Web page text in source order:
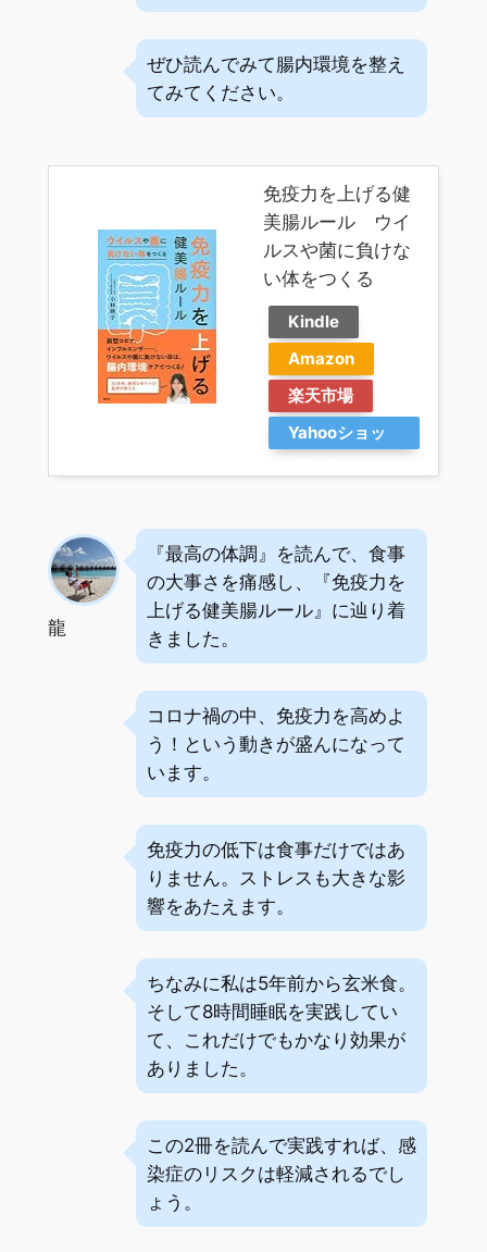
ぜひ読んでみて腸内環境を整え
てみてください。
免疫力を上げる健
美腸ルール ウイ
ルスや菌に負けな
い体をつくる
Kindle
Amazon
楽天市場
Yahooショッ
龍
『最高の体調』を読んで、食事
の大事さを痛感し、『免疫力を
上げる健美腸ルール』に辿り着
きました。
コロナ禍の中、免疫力を高めよ
う！という動きが盛んになって
います。
免疫力の低下は食事だけではあ
りません。ストレスも大きな影
響をあたえます。
ちなみに私は5年前から玄米食。
そして8時間睡眠を実践してい
て、これだけでもかなり効果が
ありました。
この2冊を読んで実践すれば、感
染症のリスクは軽減されるでし
ょう。